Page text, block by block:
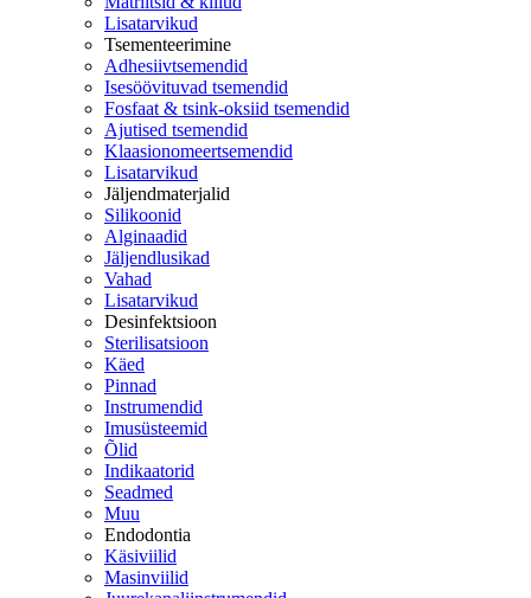
Lisatarvikud
Tsementeerimine
Adhesiivtsemendid
Isesöövituvad tsemendid
Fosfaat & tsink-oksiid tsemendid
Ajutised tsemendid
Klaasionomeertsemendid
Lisatarvikud
Jäljendmaterjalid
Silikoonid
Alginaadid
Jäljendlusikad
Vahad
Lisatarvikud
Desinfektsioon
Sterilisatsioon
Käed
Pinnad
Instrumendid
Imusüsteemid
Õlid
Indikaatorid
Seadmed
Muu
Endodontia
Käsiviilid
Masinviilid